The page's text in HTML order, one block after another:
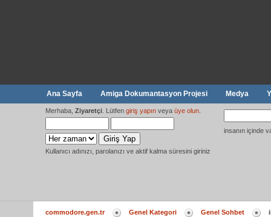
Ana Sayfa Amiga Dokumantasyon Projesi Medya
Merhaba, Ziyaretçi . Lütfen giriş yapın veya üye olun
Kullanıcı adınızı, parolanızı ve aktif kalma süresini giriniz
insanın içinde
commodore.gen.tr Genel Kategori Genel Sohbet